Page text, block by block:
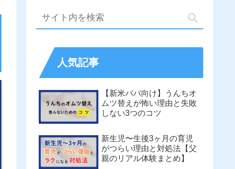
人気記事
【新米パパ向け】うんちオ
ムツ替えが怖い理由と失敗
しない3つのコツ
新生児〜生後3ヶ月の育児
がつらい理由と対処法【父
親のリアル体験まとめ】